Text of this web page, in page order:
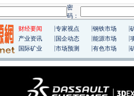
财经要闻 专家视点 钢铁市场
产业资讯
国企动态 能源市场
国际矿业
市场预测 有色市场